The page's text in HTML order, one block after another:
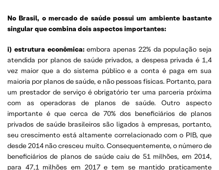
No Brasil, o mercado de saúde possui um ambiente bastante
singular que combina dois aspectos importantes:
i) estrutura econômica:embora apenas 22% da população seja
atendida por planos de saúde privados, a despesa privada é 1,4
vez maior que a do sistema público e a conta é paga em sua
maioria por planos de saúde, e não pessoas físicas. Portanto, para
um prestador de serviço é obrigatório ter uma parceria próxima
com as operadoras de planos de saúde. Outro aspecto
importante é que cerca de 70% dos beneficiários de planos
privados de saúde brasileiros são ligados à empresas, portanto,
seu crescimento está altamente correlacionado com o PIB, que
desde 2014 não cresceu muito. Consequentemente, o número de
beneficiários de planos de saúde caiu de 51 milhões, em 2014,
para 47,1 milhões em 2017 e tem se mantido praticamente